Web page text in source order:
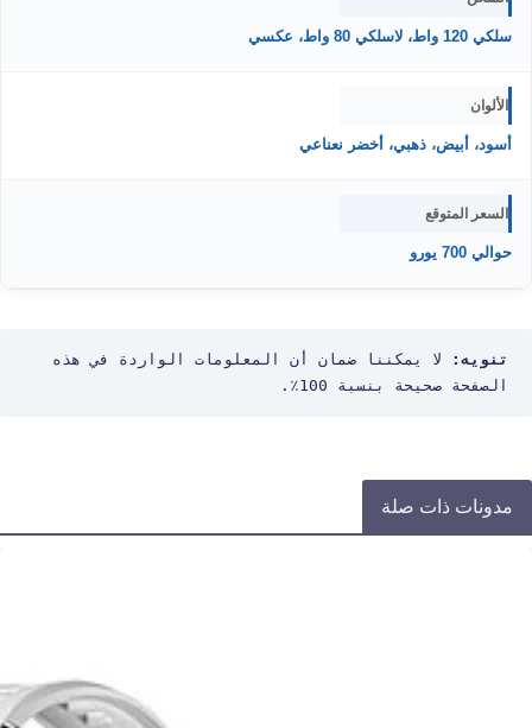
سلكي 120 واط، لاسلكي 80 واط، عكسي
الألوان
أسود، أبيض، ذهبي، أخضر نعناعي
السعر المتوقع
حوالي 700 يورو
تنويه:
الصفحة صحيحة بنسبة 100٪.
مدونات ذات صلة